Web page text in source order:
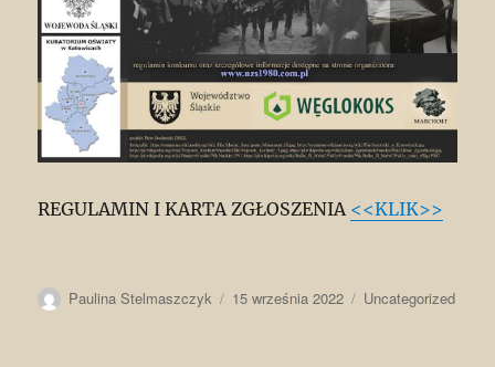
REGULAMIN I KARTA ZGŁOSZENIA <<KLIK>>
Autor
Paulina Stelmaszczyk
Data
15 września 2022 Kategorie
Uncategorized